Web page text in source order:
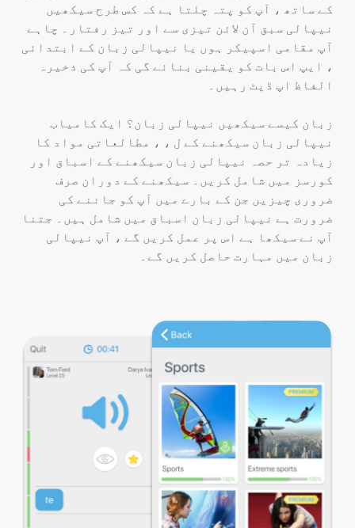
کے ساتھ ، آپ کو پتہ چلتا ہے کہ کس طرح سیکھیں
نیپالی سبق آن لائن تیزی سے اور تیز رفتار۔ چاہے
آپ مقامی اسپیکر ہوں یا نیپالی زبان کے ابتدائی
، ایپ اس بات کو یقینی بنائے گی کہ آپ کی ذخیرہ
الفاظ اپ ڈیٹ رہیں۔
زبان کیسے سیکھیں نیپالی زبان؟ ایک کامیاب
نیپالی زبان سیکھنے کے ل ، ، مطالعاتی مواد کا
زیادہ تر حصہ نیپالی زبان سیکھنے کے اسباق اور
کورسز میں شامل کریں۔ سیکھنے کے دوران صرف
ضروری چیزیں جن کے بارے میں آپ کو جاننے کی
ضرورت ہے نیپالی زبان اسباق میں شامل ہیں۔ جتنا
آپ نے سیکھا ہے اس پر عمل کریں گے ، آپ نیپالی
زبان میں مہارت حاصل کریں گے۔